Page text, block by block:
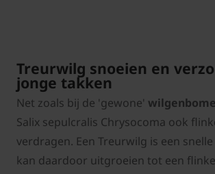
Treurwilg snoeien en
jonge takken
Net zoals bij de 'gewone'
Salix sepulcralis Chrysocoma ook
verdragen. Een Treurwilg is een
kan daardoor uitgroeien tot een